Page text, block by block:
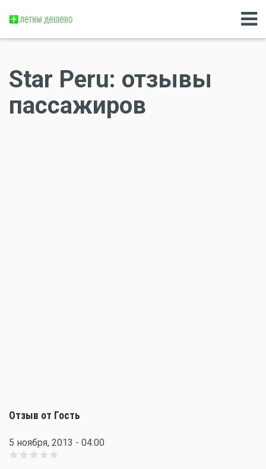
Star Peru: отзывы
пассажиров
Отзыв от Гость
5 ноября, 2013 - 04:00